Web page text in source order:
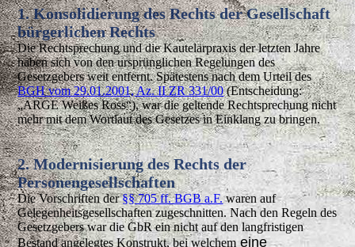
1. Konsolidierung des Rechts der Gesellschaft
bürgerlichen Rechts
Die Rechtsprechung und die Kautelarpraxis der letzten Jahre
haben sich von den ursprünglichen Regelungen des
Gesetzgebers weit entfernt. Spätestens nach dem Urteil des
BGH vom 29.01.2001, Az. II ZR 331/00(Entscheidung:
„ARGE Weißes Ross“), war die geltende Rechtsprechung nicht
mehr mit dem Wortlaut des Gesetzes in Einklang zu bringen.
2. Modernisierung des Rechts der
Personengesellschaften
Die Vorschriften der§§ 705 ff. BGB a.F.waren auf
Gelegenheitsgesellschaften zugeschnitten. Nach den Regeln des
Gesetzgebers war die GbR ein nicht auf den langfristigen
Bestand angelegtes Konstrukt, bei welchem eine